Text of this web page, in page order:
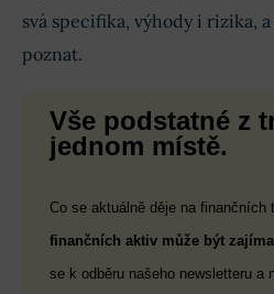
svá specifika, výhody i rizika,
poznat.
Vše podstatné z
jednom místě.
Co se aktuálně děje na finančních
finančních aktiv může být
se k odběru našeho newsletteru a